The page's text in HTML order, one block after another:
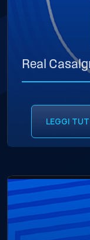
Real
LEGGI